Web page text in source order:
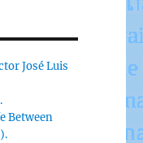
José Luis
Between